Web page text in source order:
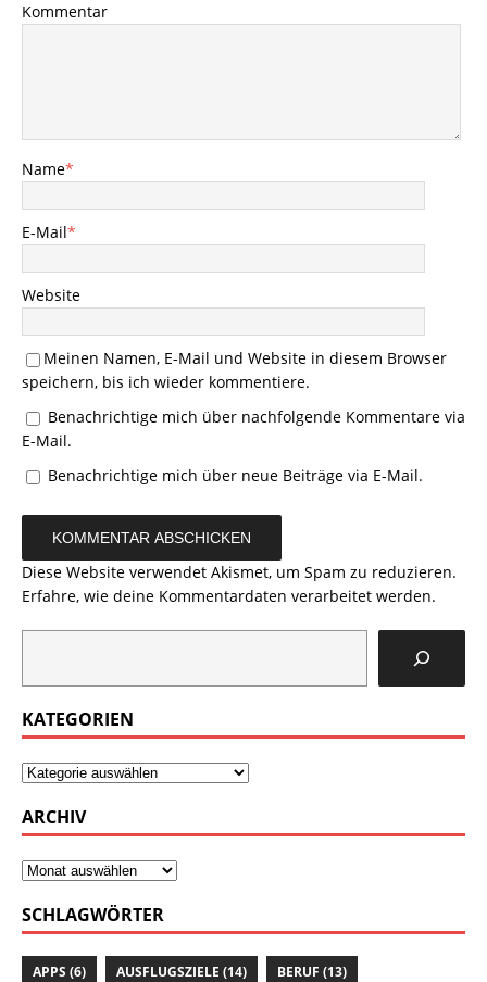
Kommentar
Name*
E-Mail*
Website
Meinen Namen, E-Mail und Website in diesem Browser
speichern, bis ich wieder kommentiere.
Benachrichtige mich über nachfolgende Kommentare via
E-Mail.
Benachrichtige mich über neue Beiträge via E-Mail.
Diese Website verwendet Akismet, um Spam zu reduzieren.
Erfahre, wie deine Kommentardaten verarbeitet werden.
KATEGORIEN
ARCHIV
SCHLAGWÖRTER
APPS (6) AUSFLUGSZIELE (14) BERUF (13)